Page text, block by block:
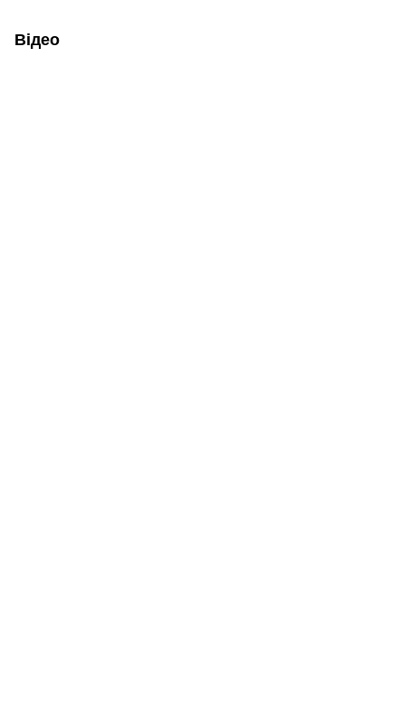
Відео